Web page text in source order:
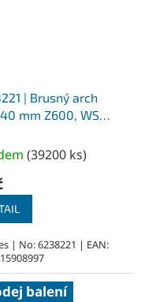
| Brusný arch
mm Z600, WS
(39200 ks)
| No: 6238221 | EAN:
balení